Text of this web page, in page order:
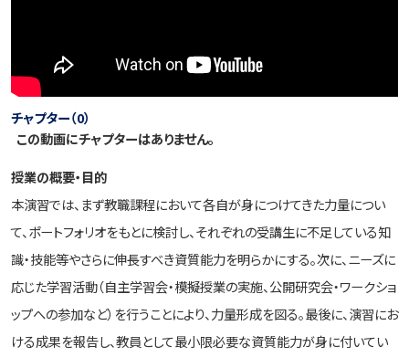
チャプター（0）
この動画にチャプターはありません。
授業の概要・目的
本演習では、まず教職課程において各自が身につけてきた力量につい
て、ポートフォリオをもとに検討し、それぞれの受講生に不足している知
識・技能等やさらに伸長すべき資質能力を明らかにする。次に、ニーズに
応じた学習活動（自主学習会・模擬授業の実施、公開研究会・ワークショ
ップへの参加など）を行うことにより、力量形成を図る。最後に、演習にお
ける成果を報告し、教員として最小限必要な資質能力が身に付いてい